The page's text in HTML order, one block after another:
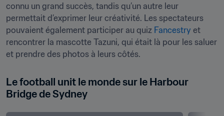
connu un grand succès, tandis qu’un autre leur
permettait d’exprimer leur créativité. Les spectateurs
pouvaient également participer au quiz Fancestry et
rencontrer la mascotte Tazuni, qui était là pour les saluer
et prendre des photos à leurs côtés.
Le football unit le monde sur le Harbour
Bridge de Sydney